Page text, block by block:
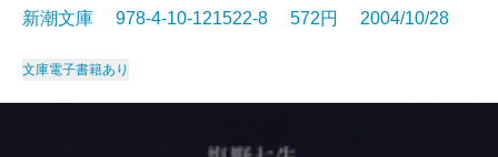
新潮文庫 978-4-10-121522-8 572円 2004/10/28
文庫電子書籍あり